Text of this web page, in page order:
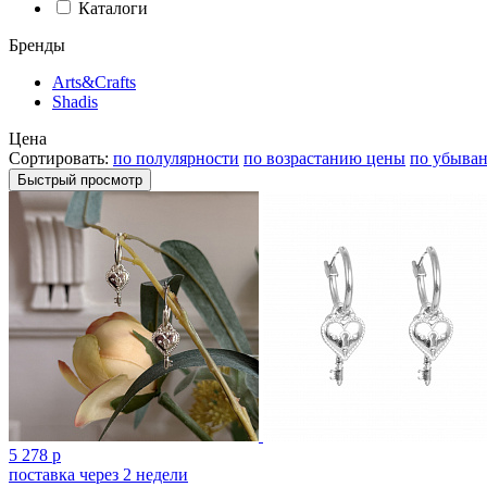
Каталоги
Бренды
Arts&Crafts
Shadis
Цена
Сортировать: по полулярности по возрастанию цены по
Быстрый просмотр
5 278 р
поставка через 2 недели